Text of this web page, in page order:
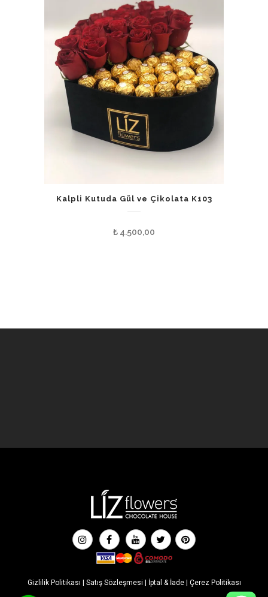
Kalpli Kutuda Gül ve Çikolata K103
₺ 4.500,00
Gizlilik Politikası | Satış Sözleşmesi | İptal & İade| Çerez Politikası